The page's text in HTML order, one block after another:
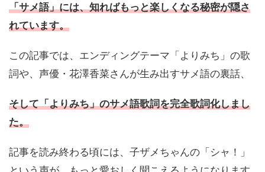
「サメ語」には、知ればもっと楽しくなる秘密が隠さ
れています。
この記事では、エンディングテーマ「よりみち」の歌
詞や、声優・花澤香菜さんが生み出すサメ語の裏話、
そして「よりみち」のサメ語歌詞を完全歌詞化しまし
た。
記事を読み終わる頃には、子ザメちゃんの「シャ！」